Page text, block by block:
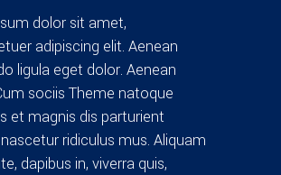
dolor sit amet,
adipiscing elit. Aenean
ligula eget dolor. Aenean
sociis Theme natoque
et magnis dis parturient
ridiculus mus. Aliquam
dapibus in, viverra quis,